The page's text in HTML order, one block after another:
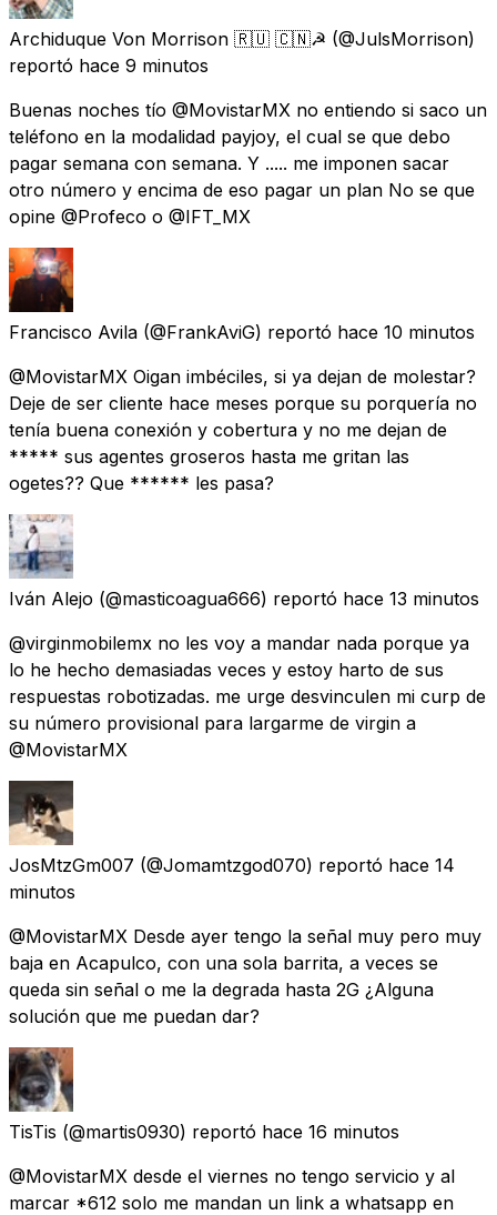
Archiduque Von Morrison 🇷🇺 🇨🇳☭ (@JulsMorrison)
reportó hace 9 minutos
Buenas noches tío @MovistarMX no entiendo si saco un
teléfono en la modalidad payjoy, el cual se que debo
pagar semana con semana. Y ..... me imponen sacar
otro número y encima de eso pagar un plan No se que
opine @Profeco o @IFT_MX
Francisco Avila (@FrankAviG) reportó hace 10 minutos
@MovistarMX Oigan imbéciles, si ya dejan de molestar?
Deje de ser cliente hace meses porque su porquería no
tenía buena conexión y cobertura y no me dejan de
***** sus agentes groseros hasta me gritan las
ogetes?? Que ****** les pasa?
Iván Alejo (@masticoagua666) reportó hace 13 minutos
@virginmobilemx no les voy a mandar nada porque ya
lo he hecho demasiadas veces y estoy harto de sus
respuestas robotizadas. me urge desvinculen mi curp de
su número provisional para largarme de virgin a
@MovistarMX
JosMtzGm007 (@Jomamtzgod070) reportó hace 14
minutos
@MovistarMX Desde ayer tengo la señal muy pero muy
baja en Acapulco, con una sola barrita, a veces se
queda sin señal o me la degrada hasta 2G ¿Alguna
solución que me puedan dar?
TisTis (@martis0930) reportó hace 16 minutos
@MovistarMX desde el viernes no tengo servicio y al
marcar *612 solo me mandan un link a whatsapp en